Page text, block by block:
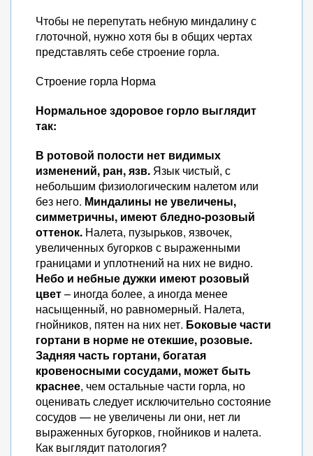
Чтобы не перепутать небную миндалину с
глоточной, нужно хотя бы в общих чертах
представлять себе строение горла.
Строение горла Норма
Нормальное здоровое горло выглядит
так:
В ротовой полости нет видимых
изменений, ран, язв. Язык чистый, с
небольшим физиологическим налетом или
без него. Миндалины не увеличены,
симметричны, имеют бледно-розовый
оттенок. Налета, пузырьков, язвочек,
увеличенных бугорков с выраженными
границами и уплотнений на них не видно.
Небо и небные дужки имеют розовый
цвет– иногда более, а иногда менее
насыщенный, но равномерный. Налета,
гнойников, пятен на них нет. Боковые части
гортани в норме не отекшие, розовые.
Задняя часть гортани, богатая
кровеносными сосудами, может быть
краснее, чем остальные части горла, но
оценивать следует исключительно состояние
сосудов — не увеличены ли они, нет ли
выраженных бугорков, гнойников и налета.
Как выглядит патология?